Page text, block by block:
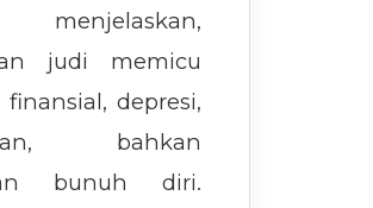
judi memicu
depresi,
bahkan
bunuh diri.